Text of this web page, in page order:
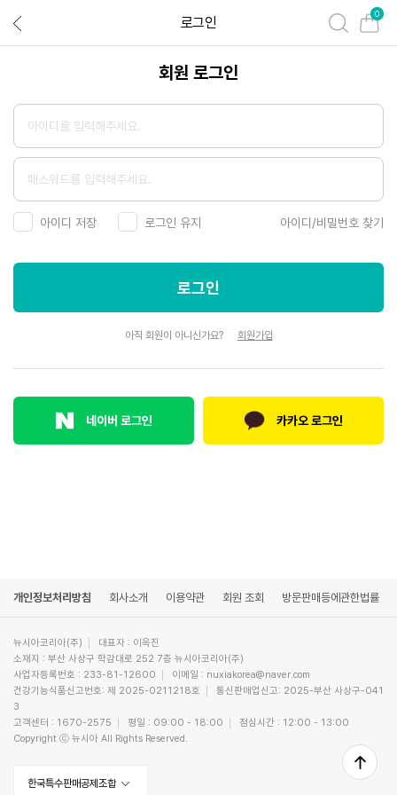
로그인
0
회원 로그인
아이디 저장 로그인 유지 아이디/비밀번호 찾기
아직 회원이 아니신가요? 회원가입
네이버 로그인 카카오 로그인
개인정보처리방침 회사소개 이용약관 회원 조회 방문판매등에관한법률
뉴시아코리아(주)
대표자 : 이옥진
소재지 : 부산 사상구 학감대로 252 7층 뉴시아코리아(주)
사업자등록번호 : 233-81-12600
이메일 : nuxiakorea@naver.com
건강기능식품신고번호: 제 2025-0211218호
통신판매업신고: 2025-부산 사상구-041
3
고객센터 : 1670-2575
평일 : 09:00 - 18:00
점심시간 : 12:00 - 13:00
Copyright ⓒ 뉴시아 All Rights Reserved.
한국특수판매공제조합